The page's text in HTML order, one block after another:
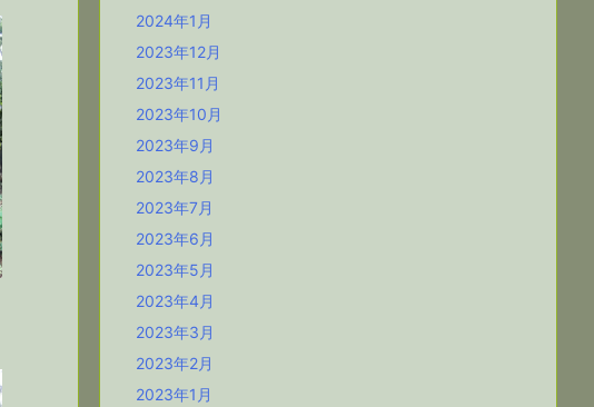
2024年1月
2023年12月
2023年11月
2023年10月
2023年9月
2023年8月
2023年7月
2023年6月
2023年5月
2023年4月
2023年3月
2023年2月
2023年1月